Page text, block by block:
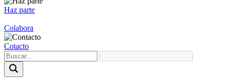
Haz parte
Colabora
Cotacto